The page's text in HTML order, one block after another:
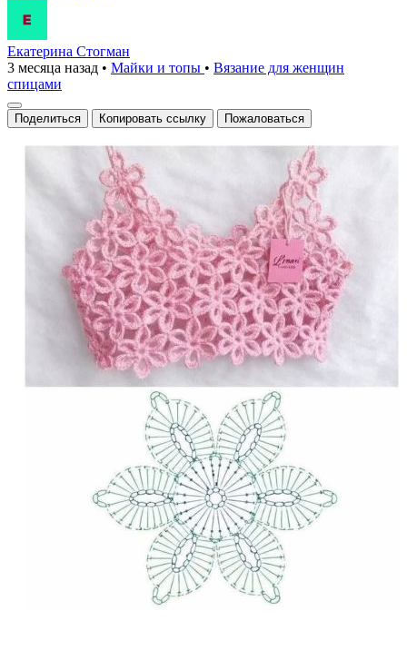
Екатерина Стогман
3 месяца назад • Майки и топы • Вязание для женщин
спицами
Поделиться Копировать ссылку Пожаловаться